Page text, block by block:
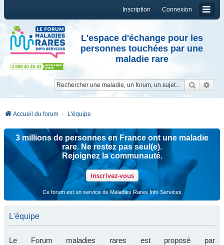
Connexion
Inscription
L'espace d'échange pour les
personnes touchées par une
maladie rare
Accueil du forum L'équipe
3 millions de personnes en France ont une maladie
rare. Ne restez pas seul(e).
Rejoignez la communauté.
Inscrivez-vous
Ce forum est un service de Maladies Rares Info Services
L'équipe
Le Forum maladies rares est proposé par